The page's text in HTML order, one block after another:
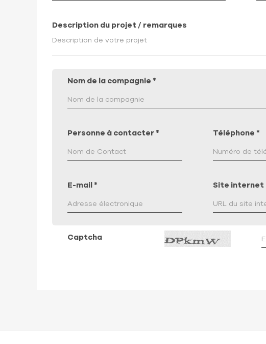
Description du projet / remarques
Nom de la compagnie *
Personne à contacter * Téléphone *
E-mail * Site internet
Captcha